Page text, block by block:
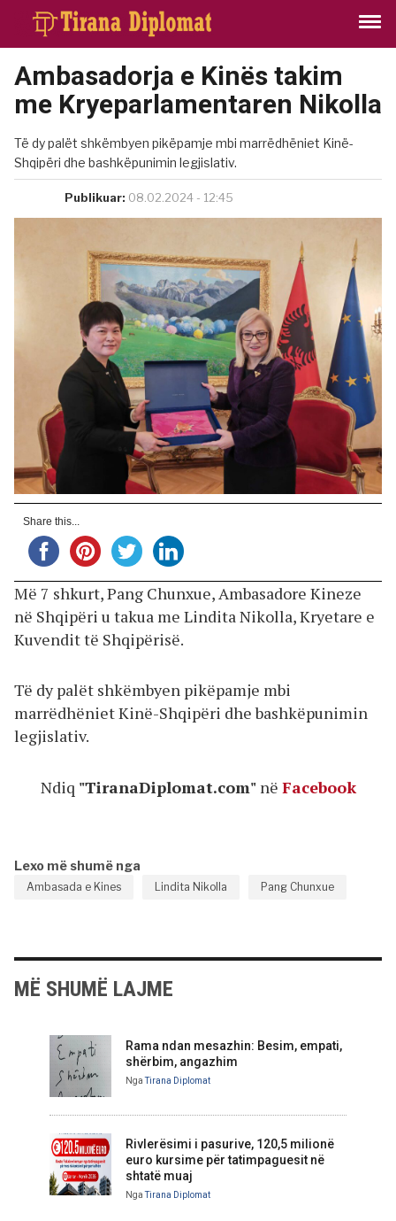
Ambasadorja e Kinës takim
me Kryeparlamentaren Nikolla
Të dy palët shkëmbyen pikëpamje mbi marrëdhëniet Kinë-
Shqipëri dhe bashkëpunimin legjislativ.
Publikuar: 08.02.2024 - 12:45
Share this...
Më 7 shkurt, Pang Chunxue, Ambasadore Kineze
në Shqipëri u takua me Lindita Nikolla, Kryetare e
Kuvendit të Shqipërisë.
Të dy palët shkëmbyen pikëpamje mbi
marrëdhëniet Kinë-Shqipëri dhe bashkëpunimin
legjislativ.
Ndiq "TiranaDiplomat.com" në Facebook
Lexo më shumë nga
Ambasada e Kines Lindita Nikolla Pang Chunxue
MË SHUMË LAJME
Rama ndan mesazhin: Besim, empati,
shërbim, angazhim
Nga Tirana Diplomat
Rivlerësimi i pasurive, 120,5 milionë
euro kursime për tatimpaguesit në
shtatë muaj
Nga Tirana Diplomat